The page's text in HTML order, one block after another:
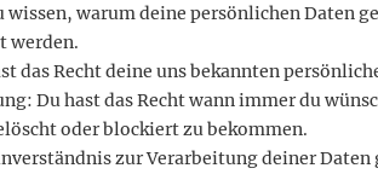
wissen, warum deine persönlichen Daten
werden.
das Recht deine uns bekannten
Du hast das Recht wann immer du
oder blockiert zu bekommen.
zur Verarbeitung deiner Daten